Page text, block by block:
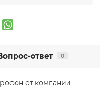
ответ 0
от компании